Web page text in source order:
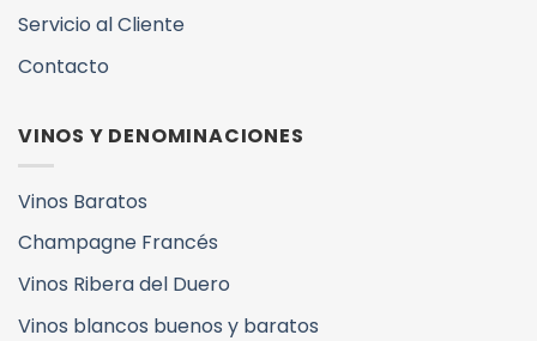
Servicio al Cliente
Contacto
VINOS Y DENOMINACIONES
Vinos Baratos
Champagne Francés
Vinos Ribera del Duero
Vinos blancos buenos y baratos